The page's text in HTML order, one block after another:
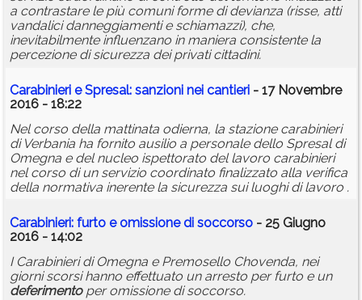
a contrastare le più comuni forme di devianza (risse, atti
vandalici danneggiamenti e schiamazzi), che,
inevitabilmente influenzano in maniera consistente la
percezione di sicurezza dei privati cittadini.
Carabinieri e Spresal: sanzioni nei cantieri - 17 Novembre
2016 - 18:22
Nel corso della mattinata odierna, la stazione carabinieri
di Verbania ha fornito ausilio a personale dello Spresal di
Omegna e del nucleo ispettorato del lavoro carabinieri
nel corso di un servizio coordinato finalizzato alla verifica
della normativa inerente la sicurezza sui luoghi di lavoro .
Carabinieri: furto e omissione di soccorso - 25 Giugno
2016 - 14:02
I Carabinieri di Omegna e Premosello Chovenda, nei
giorni scorsi hanno effettuato un arresto per furto e un
deferimentoper omissione di soccorso.